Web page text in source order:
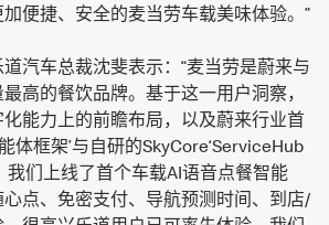
便捷、安全的麦当劳车载美味体验。”
汽车总裁沈斐表示：“麦当劳是蔚来与
高的餐饮品牌。基于这一用户洞察，
能力上的前瞻布局，以及蔚来行业首
体框架’与自研的SkyCore‘ServiceHub
我们上线了首个车载AI语音点餐智能
点、免密支付、导航预测时间、到店/